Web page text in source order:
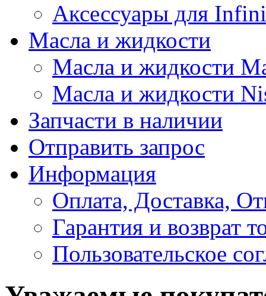
Аксессуары для
Масла и жидкости
Масла и жидкости
Масла и жидкости
Запчасти в наличии
Отправить запрос
Информация
Оплата, Доставка,
Гарантия и возврат
Пользовательское